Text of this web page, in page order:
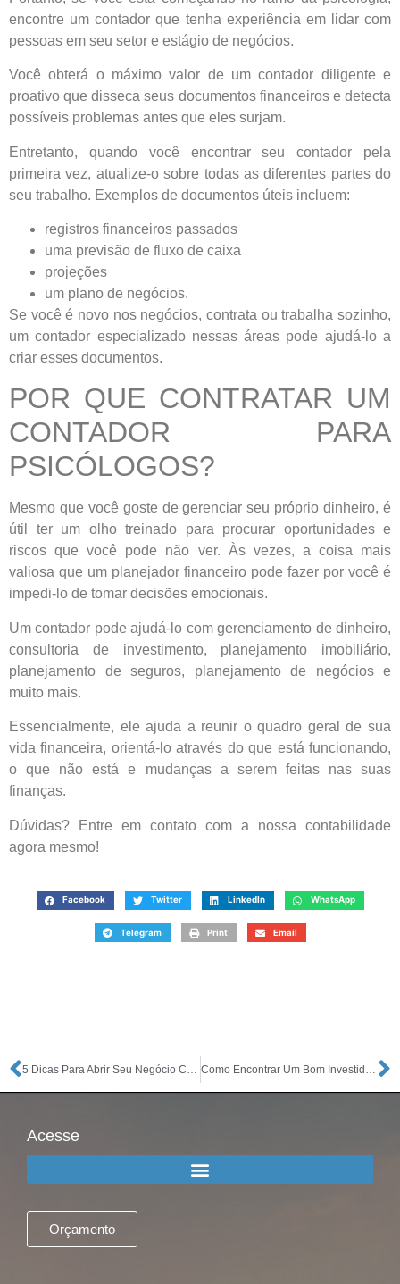
encontre um contador que tenha experiência em lidar com
pessoas em seu setor e estágio de negócios.
Você obterá o máximo valor de um contador diligente e
proativo que disseca seus documentos financeiros e detecta
possíveis problemas antes que eles surjam.
Entretanto, quando você encontrar seu contador pela
primeira vez, atualize-o sobre todas as diferentes partes do
seu trabalho. Exemplos de documentos úteis incluem:
registros financeiros passados
uma previsão de fluxo de caixa
projeções
um plano de negócios.
Se você é novo nos negócios, contrata ou trabalha sozinho,
um contador especializado nessas áreas pode ajudá-lo a
criar esses documentos.
POR QUE CONTRATAR UM
CONTADOR PARA
PSICÓLOGOS?
Mesmo que você goste de gerenciar seu próprio dinheiro, é
útil ter um olho treinado para procurar oportunidades e
riscos que você pode não ver. Às vezes, a coisa mais
valiosa que um planejador financeiro pode fazer por você é
impedi-lo de tomar decisões emocionais.
Um contador pode ajudá-lo com gerenciamento de dinheiro,
consultoria de investimento, planejamento imobiliário,
planejamento de seguros, planejamento de negócios e
muito mais.
Essencialmente, ele ajuda a reunir o quadro geral de sua
vida financeira, orientá-lo através do que está funcionando,
o que não está e mudanças a serem feitas nas suas
finanças.
Dúvidas? Entre em contato com a nossa contabilidade
agora mesmo!
Facebook Twitter LinkedIn WhatsApp
Telegram Print Email
5 Dicas Para Abrir Seu Negócio Com Pouco Dinheiro Como Encontrar Um Bom Investidor?
Acesse
Orçamento